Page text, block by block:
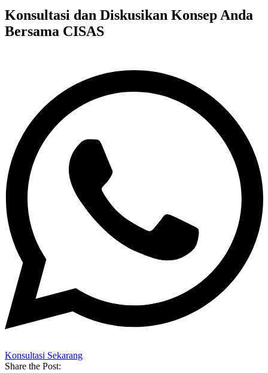
Konsultasi dan Diskusikan Konsep Anda
Bersama CISAS
Konsultasi Sekarang
Share the Post: